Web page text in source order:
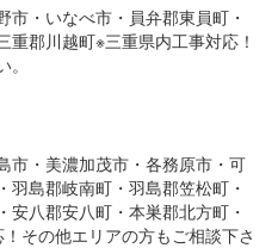
市・いなべ市・員弁郡東員町・
郡川越町※三重県内工事対応！
市・美濃加茂市・各務原市・可
羽島郡岐南町・羽島郡笠松町・
八郡安八町・本巣郡北方町・
その他エリアの方もご相談下さ